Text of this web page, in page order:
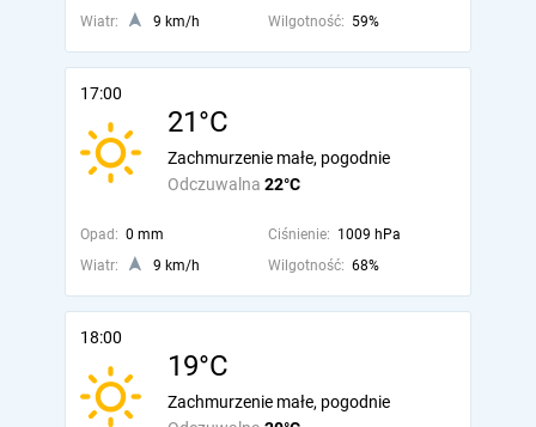
Wiatr:
9 km/h Wilgotność: 59%
17:00
21°C
Odczuwalna 22°C
Zachmurzenie małe, pogodnie
Opad: 0 mm Ciśnienie: 1009 hPa
Wiatr:
9 km/h Wilgotność: 68%
18:00
19°C
Zachmurzenie małe, pogodnie